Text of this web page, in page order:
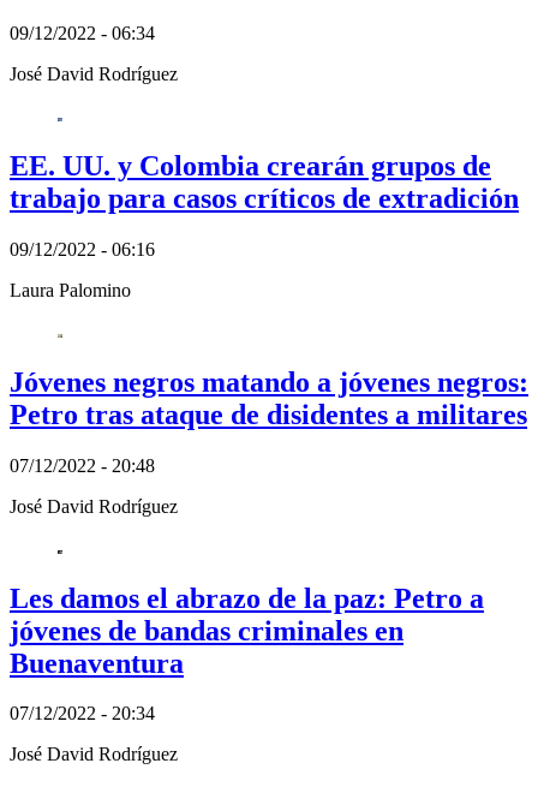
09/12/2022 - 06:34
José David Rodríguez
EE. UU. y Colombia crearán grupos de
trabajo para casos críticos de extradición
09/12/2022 - 06:16
Laura Palomino
Jóvenes negros matando a jóvenes negros:
Petro tras ataque de disidentes a militares
07/12/2022 - 20:48
José David Rodríguez
Les damos el abrazo de la paz: Petro a
jóvenes de bandas criminales en
Buenaventura
07/12/2022 - 20:34
José David Rodríguez